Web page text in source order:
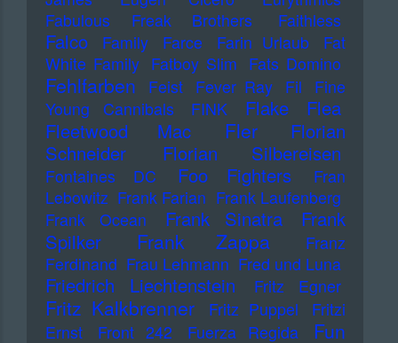
Fabulous Freak Brothers
Faithless
Falco Family Farce Farin Urlaub
Fat
White Family Fatboy Slim Fats Domino
Fehlfarben Feist Fever Ray Fil
Fine
Young Cannibals
FINK Flake
Flea
Fleetwood Mac
Fler
Florian
Schneider
Florian Silbereisen
Fontaines DC Foo Fighters
Fran
Lebowitz Frank Farian Frank Laufenberg
Frank Ocean
Frank Sinatra
Frank
Spilker
Frank Zappa
Franz
Ferdinand Frau Lehmann Fred und Luna
Friedrich Liechtenstein Fritz Egner
Fritz Kalkbrenner Fritz Puppel
Fritzi
Ernst
Front 242 Fuerza Regida
Fun